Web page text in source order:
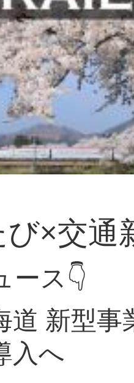
×交通
ース👇
道 新型
入へ